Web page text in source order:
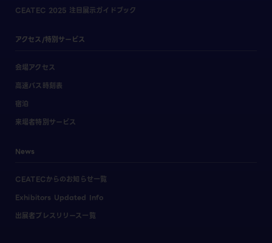
CEATEC 2025 注目展示ガイドブック
アクセス/特別サービス
会場アクセス
高速バス時刻表
宿泊
来場者特別サービス
News
CEATECからのお知らせ一覧
Exhibitors Updated Info
出展者プレスリリース一覧